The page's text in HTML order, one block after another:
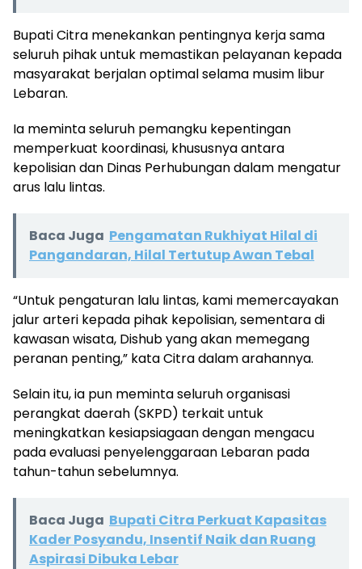
Bupati Citra menekankan pentingnya kerja sama
seluruh pihak untuk memastikan pelayanan kepada
masyarakat berjalan optimal selama musim libur
Lebaran.
Ia meminta seluruh pemangku kepentingan
memperkuat koordinasi, khususnya antara
kepolisian dan Dinas Perhubungan dalam mengatur
arus lalu lintas.
Baca Juga Pengamatan Rukhiyat Hilal di
Pangandaran, Hilal Tertutup Awan Tebal
“Untuk pengaturan lalu lintas, kami memercayakan
jalur arteri kepada pihak kepolisian, sementara di
kawasan wisata, Dishub yang akan memegang
peranan penting,” kata Citra dalam arahannya.
Selain itu, ia pun meminta seluruh organisasi
perangkat daerah (SKPD) terkait untuk
meningkatkan kesiapsiagaan dengan mengacu
pada evaluasi penyelenggaraan Lebaran pada
tahun-tahun sebelumnya.
Baca Juga Bupati Citra Perkuat Kapasitas
Kader Posyandu, Insentif Naik dan Ruang
Aspirasi Dibuka Lebar